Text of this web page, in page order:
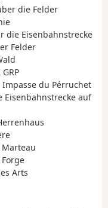
die Felder
die Eisenbahnstrecke
Felder
Impasse du Pérruchet
Eisenbahnstrecke auf
Arts